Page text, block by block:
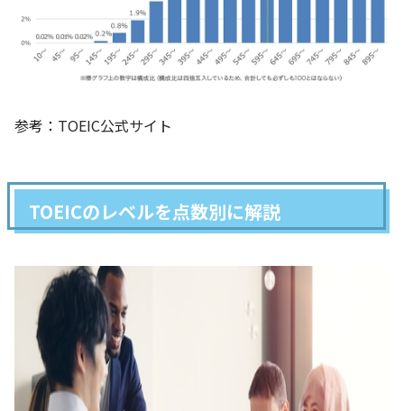
参考： TOEIC公式サイト
TOEICのレベルを点数別に解説